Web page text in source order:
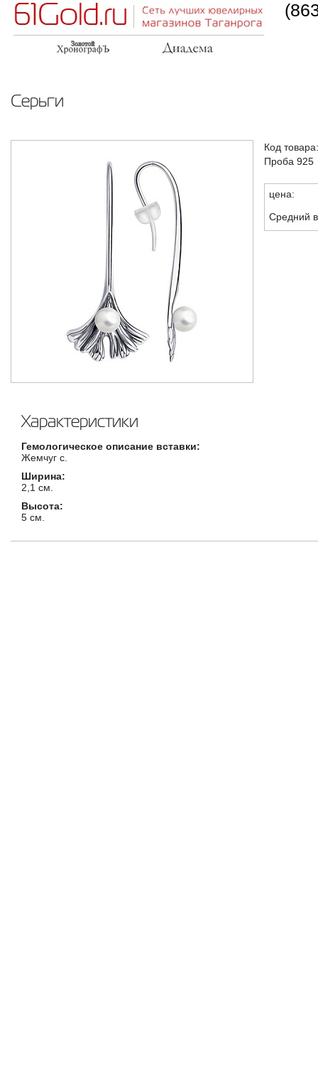
Серьги
Код
Проба 925
цена:
Средний
Характеристики
Гемологическое описание вставки:
Жемчуг с.
Ширина:
2,1 см.
Высота:
5 см.